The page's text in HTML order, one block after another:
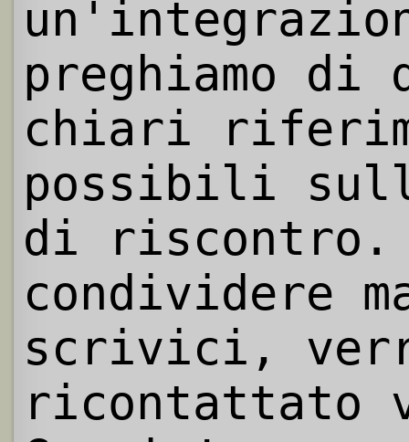
preghiamo
chiari
possibili
di riscontro.
condividere
scrivici,
ricontattato